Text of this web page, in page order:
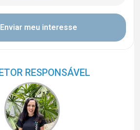
Enviar meu interesse
RESPONSÁVEL